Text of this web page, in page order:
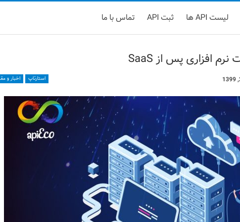
لیست API ها ثبت API تماس با ما
استارتاپ اخبار و